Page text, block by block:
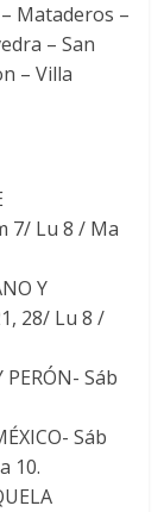
Mataderos –
– San
– Villa
7/ Lu 8 / Ma
Y
28/ Lu 8 /
Sáb
Sáb
10.